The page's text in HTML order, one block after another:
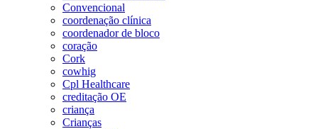
Convencional
coordenação clínica
coordenador de bloco
coração
Cork
cowhig
Cpl Healthcare
creditação OE
criança
Crianças